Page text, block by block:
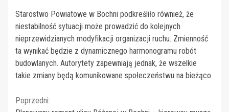
Starostwo Powiatowe w Bochni podkreśliło również, że
niestabilność sytuacji może prowadzić do kolejnych
nieprzewidzianych modyfikacji organizacji ruchu. Zmienność
ta wynikać będzie z dynamicznego harmonogramu robót
budowlanych. Autorytety zapewniają jednak, że wszelkie
takie zmiany będą komunikowane społeczeństwu na bieżąco.
Continue
Poprzedni: